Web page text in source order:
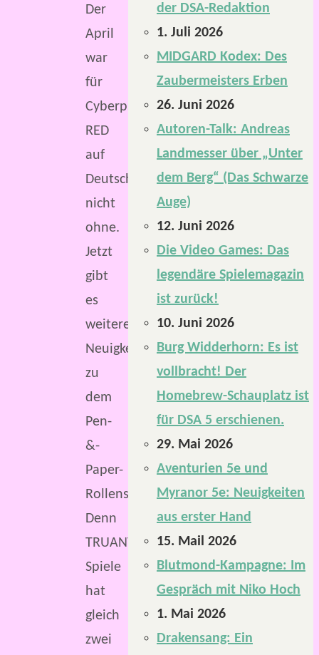
Der
April
war
für
Cyberpunk
RED
auf
Deutsch
nicht
ohne.
Jetzt
gibt
es
weitere
Neuigkeiten
zu
dem
Pen-
&-
Paper-
Rollenspiel.
Denn
TRUANT
Spiele
hat
gleich
zwei
der DSA-Redaktion
1. Juli 2026
MIDGARD Kodex: Des
Zaubermeisters Erben
26. Juni 2026
Autoren-Talk: Andreas
Landmesser über „Unter
dem Berg“ (Das Schwarze
Auge)
12. Juni 2026
Die Video Games: Das
legendäre Spielemagazin
ist zurück!
10. Juni 2026
Burg Widderhorn: Es ist
vollbracht! Der
Homebrew-Schauplatz ist
für DSA 5 erschienen.
29. Mai 2026
Aventurien 5e und
Myranor 5e: Neuigkeiten
aus erster Hand
15. Mail 2026
Blutmond-Kampagne: Im
Gespräch mit Niko Hoch
1. Mai 2026
Drakensang: Ein